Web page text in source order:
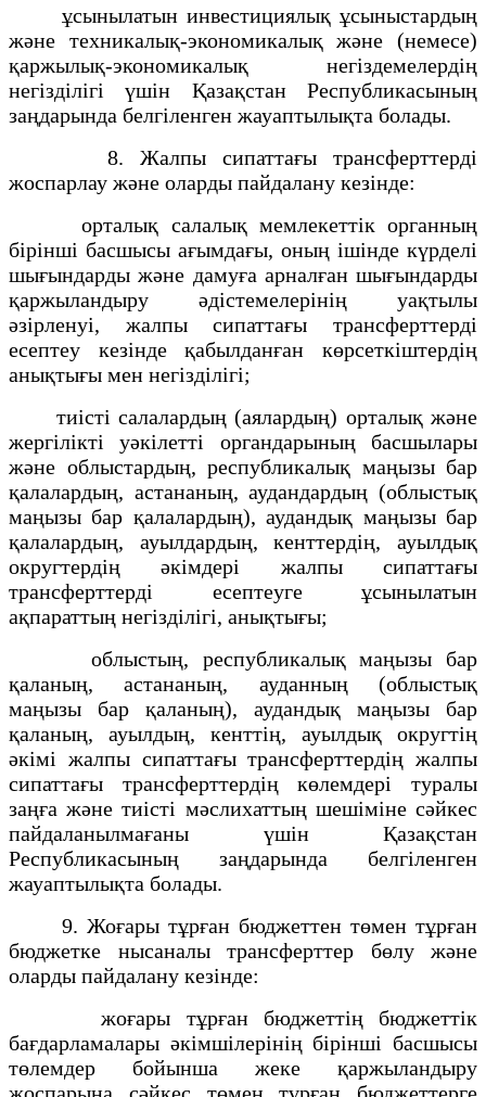
ұсынылатын инвестициялық ұсыныстардың
және техникалық-экономикалық және (немесе)
қаржылық-экономикалық негіздемелердің
негізділігі үшін Қазақстан Республикасының
заңдарында белгіленген жауаптылықта болады.
8. Жалпы сипаттағы трансферттерді
жоспарлау және оларды пайдалану кезінде:
орталық салалық мемлекеттік органның
бірінші басшысы ағымдағы, оның ішінде күрделі
шығындарды және дамуға арналған шығындарды
қаржыландыру әдістемелерінің уақтылы
әзірленуі, жалпы сипаттағы трансферттерді
есептеу кезінде қабылданған көрсеткіштердің
анықтығы мен негізділігі;
тиісті салалардың (аялардың) орталық және
жергілікті уәкілетті органдарының басшылары
және облыстардың, республикалық маңызы бар
қалалардың, астананың, аудандардың (облыстық
маңызы бар қалалардың), аудандық маңызы бар
қалалардың, ауылдардың, кенттердің, ауылдық
округтердің әкімдері жалпы сипаттағы
трансферттерді есептеуге ұсынылатын
ақпараттың негізділігі, анықтығы;
облыстың, республикалық маңызы бар
қаланың, астананың, ауданның (облыстық
маңызы бар қаланың), аудандық маңызы бар
қаланың, ауылдың, кенттің, ауылдық округтің
әкімі жалпы сипаттағы трансферттердің жалпы
сипаттағы трансферттердің көлемдері туралы
заңға және тиісті мәслихаттың шешіміне сәйкес
пайдаланылмағаны үшін Қазақстан
Республикасының заңдарында белгіленген
жауаптылықта болады.
9. Жоғары тұрған бюджеттен төмен тұрған
бюджетке нысаналы трансферттер бөлу және
оларды пайдалану кезінде:
жоғары тұрған бюджеттің бюджеттік
бағдарламалары әкімшілерінің бірінші басшысы
төлемдер бойынша жеке қаржыландыру